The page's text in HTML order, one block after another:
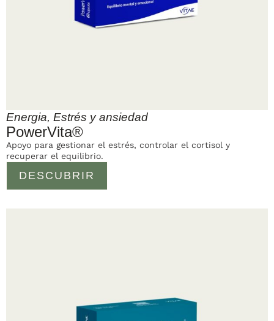
Energia, Estrés y ansiedad
PowerVita®
DESCUBRIR
Apoyo para gestionar el estrés, controlar el cortisol y
recuperar el equilibrio.